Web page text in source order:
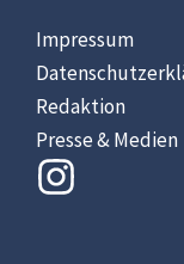
Impressum
Redaktion
Presse & Medien